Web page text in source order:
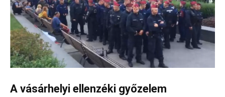
A vásárhelyi ellenzéki győzelem